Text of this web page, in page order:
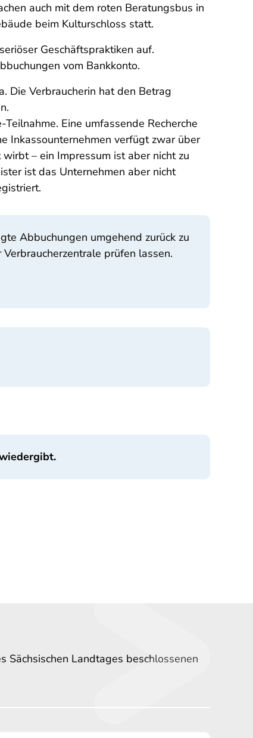
auch mit dem roten Beratungsbus in
beim Kulturschloss statt.
Geschäftspraktiken auf.
vom Bankkonto.
Die Verbraucherin hat den Betrag
Eine umfassende Recherche
Inkassounternehmen verfügt zwar über
– ein Impressum ist aber nicht zu
ist das Unternehmen aber nicht
Abbuchungen umgehend zurück zu
prüfen lassen.
Landtages beschlossenen